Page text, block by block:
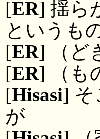
[ER] 揺ら
というも
[ER] （ど
[ER] （も
[Hisasi] そ
が